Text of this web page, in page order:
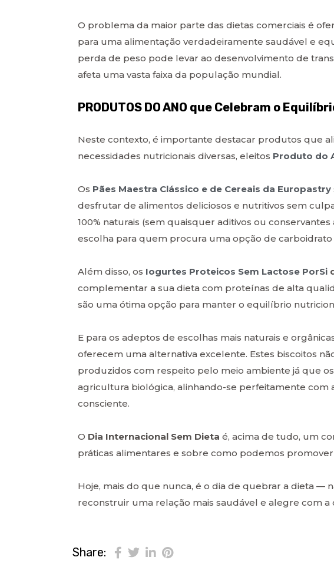
O problema da maior parte das dietas comerciais é
para uma alimentação verdadeiramente saudável e
perda de peso pode levar ao desenvolvimento de
afeta uma vasta faixa da população mundial.
PRODUTOS DO ANO que Celebram o
Neste contexto, é importante destacar produtos que
necessidades nutricionais diversas, eleitos Produto do
Os Pães Maestra Clássico e de Cereais da Europastry
desfrutar de alimentos deliciosos e nutritivos sem
100% naturais (sem quaisquer aditivos ou
escolha para quem procura uma opção de carboidrato
Além disso, os Iogurtes Proteicos Sem Lactose PorSi
complementar a sua dieta com proteínas de alta
são uma ótima opção para manter o equilíbrio
E para os adeptos de escolhas mais naturais e
oferecem uma alternativa excelente. Estes biscoitos
produzidos com respeito pelo meio ambiente já que
agricultura biológica, alinhando-se perfeitamente com
consciente.
O Dia Internacional Sem Dieta é, acima de tudo, um
práticas alimentares e sobre como podemos
Hoje, mais do que nunca, é o dia de quebrar a dieta —
reconstruir uma relação mais saudável e alegre com a
Share: